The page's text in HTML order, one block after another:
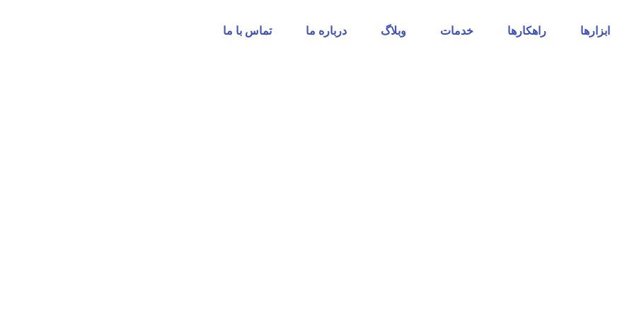
ابزارها راهکارها خدمات وبلاگ درباره ما تماس با ما